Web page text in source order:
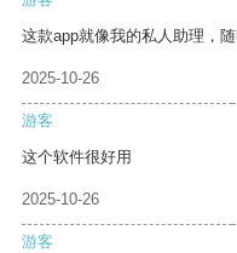
这款app就像我的私人助理，
2025-10-26
游客
这个软件很好用
2025-10-26
游客